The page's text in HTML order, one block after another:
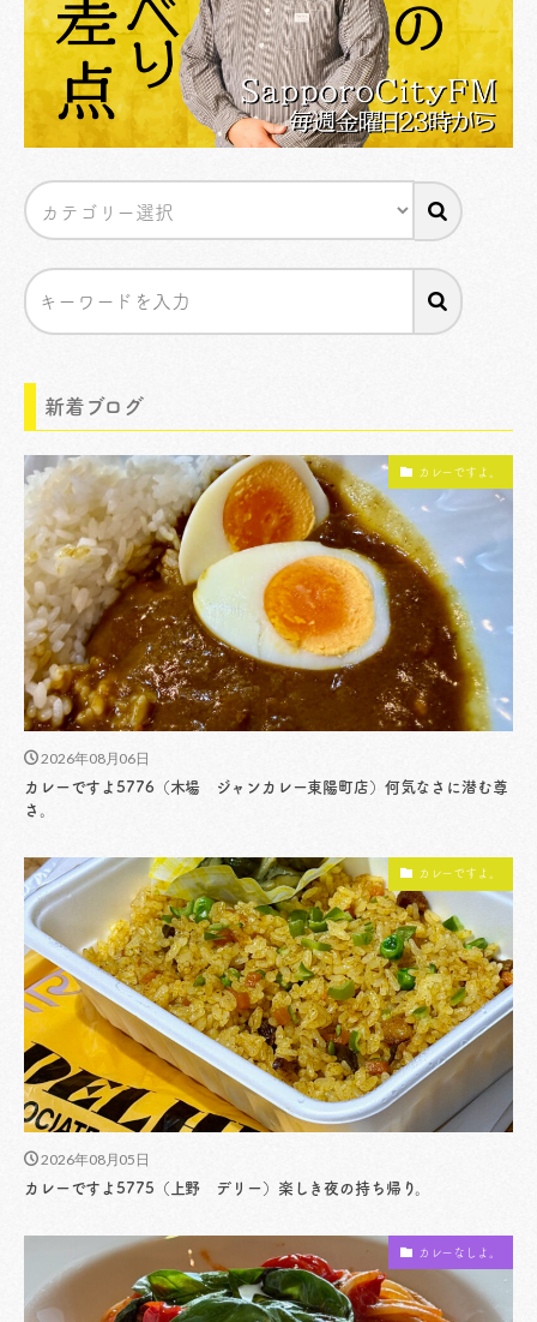
新着ブログ
カレーですよ。
2026年08月06日
カレーですよ5776（木場 ジャンカレー東陽町店）何気なさに潜む尊
さ。
カレーですよ。
2026年08月05日
カレーですよ5775（上野 デリー）楽しき夜の持ち帰り。
カレーなしよ。